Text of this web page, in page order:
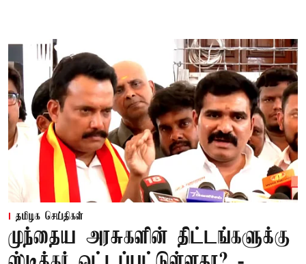
தமிழக செய்திகள்
முந்தைய அரசுகளின் திட்டங்களுக்கு